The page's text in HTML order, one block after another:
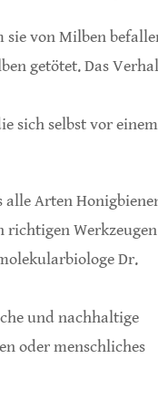
von Milben
getötet. Das
sich selbst vor einem
alle Arten
richtigen
Dr.
und nachhaltige
oder menschliches